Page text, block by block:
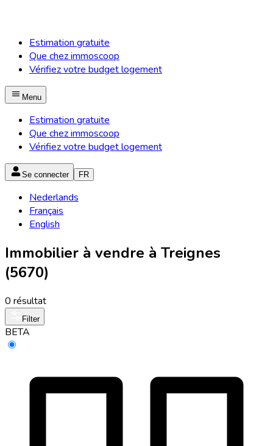
Estimation gratuite
Que chez immoscoop
Vérifiez votre budget logement
Menu
Estimation gratuite
Que chez immoscoop
Vérifiez votre budget logement
Se connecter FR
Nederlands
Français
English
Immobilier à vendre à Treignes
(5670)
0 résultat
Filter
BETA